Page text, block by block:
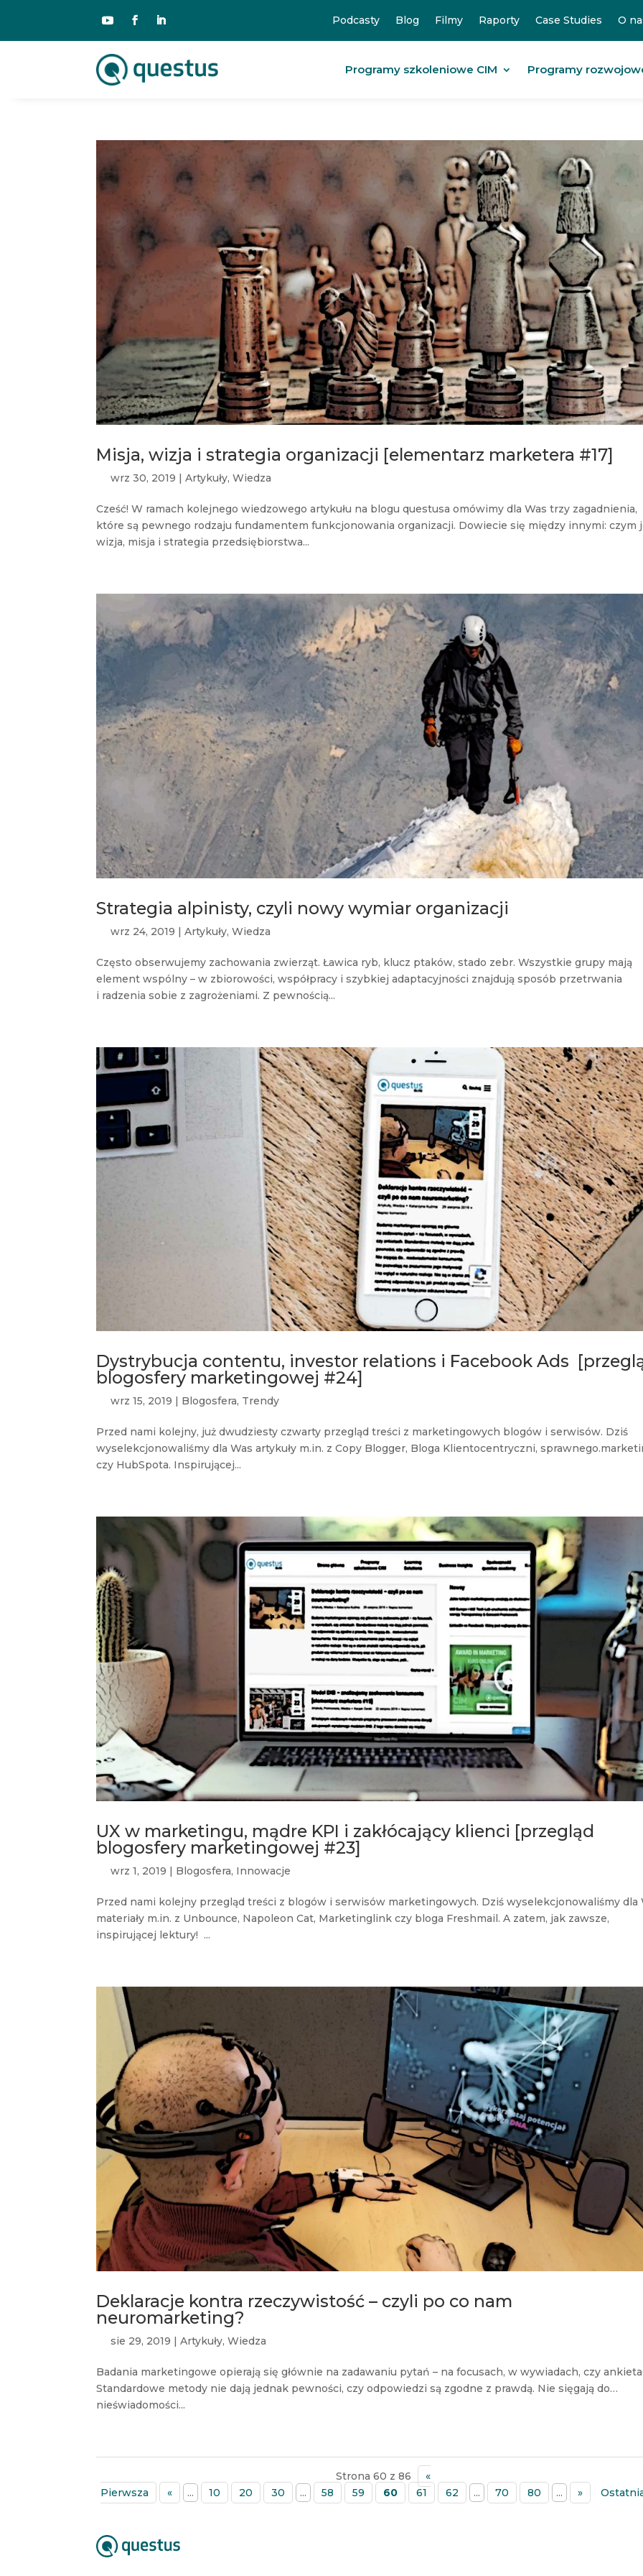
Podcasty Blog Filmy Raporty Case Studies O
Programy szkoleniowe CIM Programy
Misja, wizja i strategia organizacji [elementarz marketera #17]
wrz 30, 2019 |Artykuły,Wiedza
Cześć! W ramach kolejnego wiedzowego artykułu na blogu questusa omówimy dla Was trzy zagadnienia,
które są pewnego rodzaju fundamentem funkcjonowania organizacji. Dowiecie się między innymi: czym
wizja, misja i strategia przedsiębiorstwa...
Strategia alpinisty, czyli nowy wymiar organizacji
wrz 24, 2019 |Artykuły,Wiedza
Często obserwujemy zachowania zwierząt. Ławica ryb, klucz ptaków, stado zebr. Wszystkie grupy mają
element wspólny – w zbiorowości, współpracy i szybkiej adaptacyjności znajdują sposób przetrwania
i radzenia sobie z zagrożeniami. Z pewnością...
Dystrybucja contentu, investor relations i Facebook Ads
blogosfery marketingowej #24]
wrz 15, 2019 Blogosfera, Trendy
Przed nami kolejny, już dwudziesty czwarty przegląd treści z marketingowych blogów i serwisów. Dziś
wyselekcjonowaliśmy dla Was artykuły m.in. z Copy Blogger, Bloga Klientocentryczni,
czy HubSpota. Inspirującej...
UX w marketingu, mądre KPI i zakłócający klienci [przegląd
blogosfery marketingowej #23]
wrz 1, 2019 | Blogosfera, Innowacje
Przed nami kolejny przegląd treści z blogów i serwisów marketingowych. Dziś wyselekcjonowaliśmy dla
materiały m.in. z Unbounce, Napoleon Cat, Marketinglink czy bloga Freshmail. A zatem, jak zawsze,
inspirującej lektury! ...
Deklaracje kontra rzeczywistość – czyli po co nam
neuromarketing?
sie 29, 2019 |Artykuły,Wiedza
Badania marketingowe opierają się głównie na zadawaniu pytań – na focusach, w wywiadach, czy
Standardowe metody nie dają jednak pewności, czy odpowiedzi są zgodne z prawdą. Nie sięgają do…
nieświadomości...
Strona 60 z 86
«
Pierwsza
« ... 10 20 30 ... 58 59 60 61 62 ... 70 80 ... »